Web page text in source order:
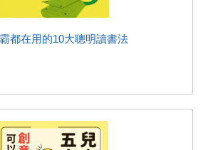
都在用的10大聰明讀書法